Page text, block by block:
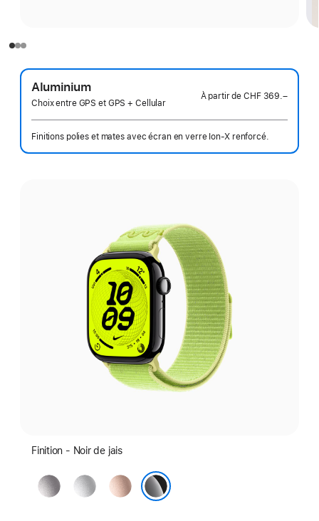
Aluminium
Choix entre GPS et GPS + Cellular
À partir deCHF 369.–
Finitions polies et mates avec écran en verre Ion‑X renforcé.
Finition - Noir de jais
Gris
sidéral
ArgentOr
rose